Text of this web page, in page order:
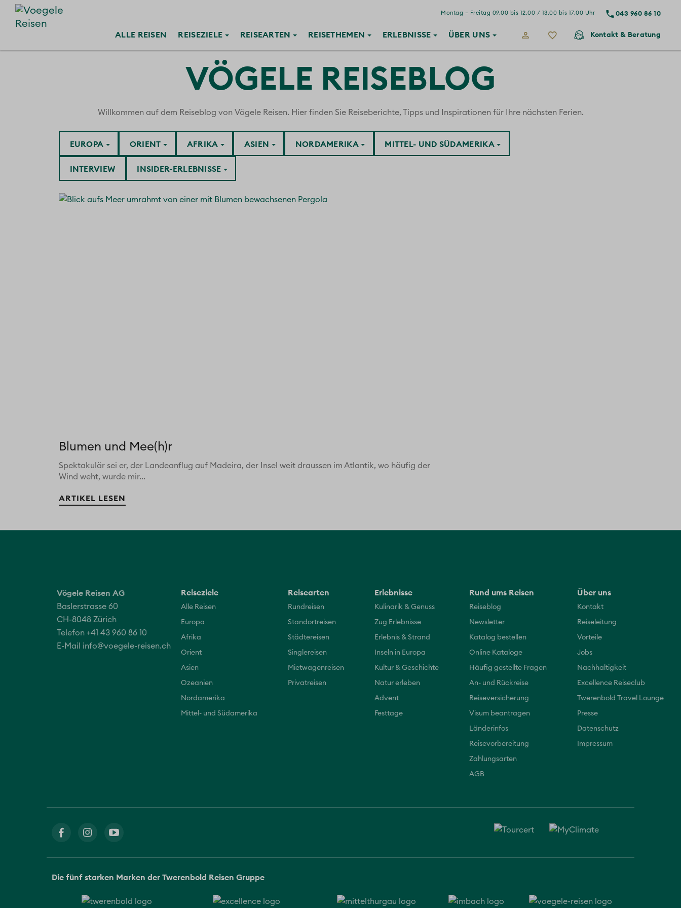
043 960 86 10
Montag – Freitag 09.00 bis 12.00 / 13.00 bis 17.00 Uhr
ALLE REISEN REISEZIELE REISEARTEN REISETHEMEN ERLEBNISSE ÜBER UNS Kontakt & Beratung
VÖGELE REISEBLOG
Willkommen auf dem Reiseblog von Vögele Reisen. Hier finden Sie Reiseberichte, Tipps und Inspirationen für Ihre nächsten Ferien.
AFRIKA ASIEN
EUROPA
INSIDER-ERLEBNISSE
INTERVIEW
MITTEL- UND SÜDAMERIKA
NORDAMERIKA
ORIENT
Blumen und Mee(h)r
Spektakulär sei er, der Landeanflug auf Madeira, der Insel weit draussen im Atlantik, wo häufig der
Wind weht, wurde mir...
ARTIKEL LESEN
Vögele Reisen AG
Baslerstrasse 60
CH-8048 Zürich
Telefon +41 43 960 86 10
E-Mail info@voegele-reisen.ch
Reiseziele
Alle Reisen
Europa
Afrika
Orient
Asien
Ozeanien
Nordamerika
Mittel- und Südamerika
Reisearten
Rundreisen
Standortreisen
Städtereisen
Singlereisen
Mietwagenreisen
Privatreisen
Erlebnisse
Kulinarik & Genuss
Zug Erlebnisse
Erlebnis & Strand
Inseln in Europa
Kultur & Geschichte
Natur erleben
Advent
Festtage
Rund ums Reisen
Reiseblog
Newsletter
Katalog bestellen
Online Kataloge
Häufig gestellte Fragen
An- und Rückreise
Reiseversicherung
Visum beantragen
Länderinfos
Reisevorbereitung
Zahlungsarten
AGB
Über uns
Kontakt
Reiseleitung
Vorteile
Jobs
Nachhaltigkeit
Excellence Reiseclub
Twerenbold Travel Lounge
Presse
Datenschutz
Impressum
Die fünf starken Marken der Twerenbold Reisen Gruppe